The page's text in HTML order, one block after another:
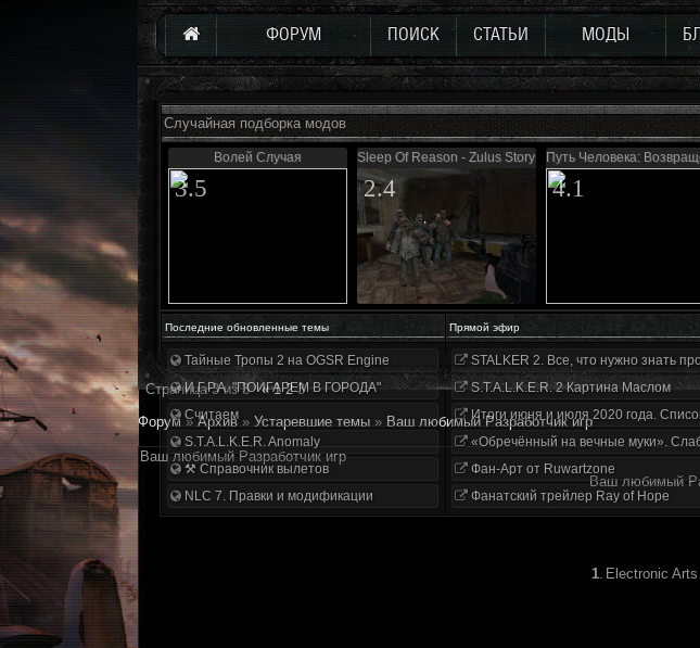
ФОРУМ ПОИСК СТАТЬИ МОДЫ
Случайная подборка модов
Волей Случая
3.5
Sleep Of Reason - Zulus Story 0.5
2.4
Путь Человека:
4.1
Последние обновленные темы Прямой эфир
Тайные Тропы 2 на OGSR Engine
И.Г.Р.А. "ПОИГАРЕМ В ГОРОДА"
Считаем
S.T.A.L.K.E.R. Anomaly
⚒ Справочник вылетов
NLC 7. Правки и модификации
STALKER 2. Все, что нужно знать
S.T.A.L.K.E.R. 2 Картина Маслом
Итоги июня и июля 2020 года.
«Обречённый на вечные муки».
Фан-Арт от Ruwartzone
Фанатский трейлер Ray of Hope
Страница3из3 « 1 2 3
Форум » Архив » Устаревшие темы » Ваш любимый Разработчик игр
Ваш любимый Разработчик игр
Ваш любимый
1. Electronic Arts